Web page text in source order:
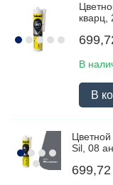
кварц,
В
В
Sil, 08
699,72